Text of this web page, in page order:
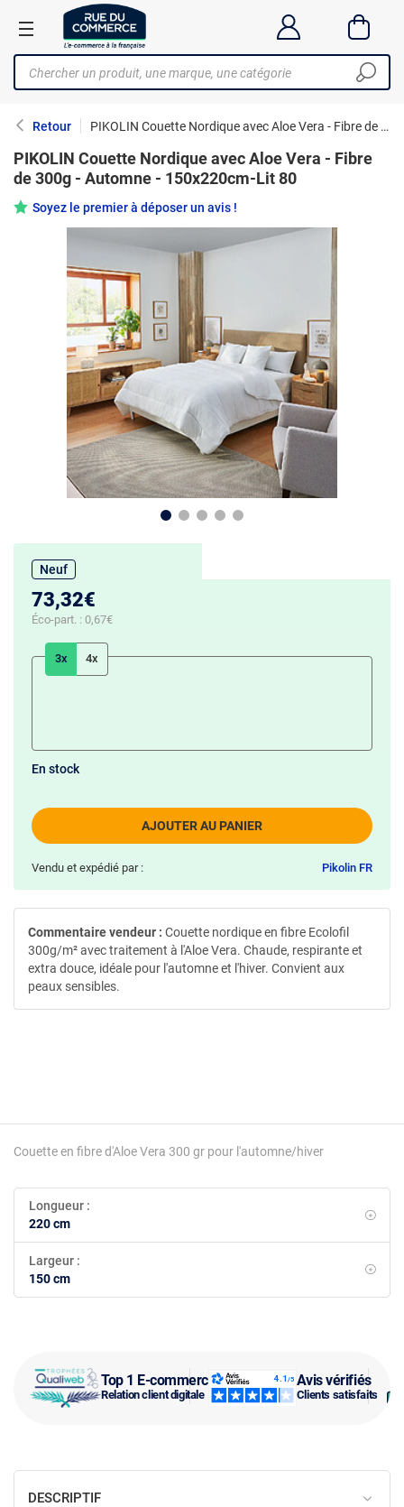
Retour PIKOLIN Couette Nordique avec Aloe Vera - Fibre de 300g - Automne - 150x220cm-Lit 80
Top 1 E-commerce
Relation client digitale
Avis vérifiés
Clients satisfaits
PIKOLIN Couette Nordique avec Aloe Vera - Fibre
de 300g - Automne - 150x220cm-Lit 80
Soyez le premier à déposer un avis !
Couette en fibre d'Aloe Vera 300 gr pour l'automne/hiver
Longueur :
220 cm
Largeur :
150 cm
Neuf
73,32€
Éco-part. : 0,67€
3x 4x
AJOUTER AU PANIER
En stock
Vendu et expédié par : Pikolin FR
Commentaire vendeur : Couette nordique en fibre Ecolofil
300g/m² avec traitement à l'Aloe Vera. Chaude, respirante et
extra douce, idéale pour l'automne et l'hiver. Convient aux
peaux sensibles.
DESCRIPTIF